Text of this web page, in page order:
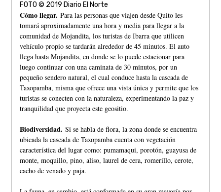
FOTO © 2019 Diario El Norte
Cómo llegar. Para las personas que viajen desde Quito les
tomará aproximadamente una hora y media para llegar a la
comunidad de Mojandita, los turistas de Ibarra que utilicen
vehículo propio se tardarán alrededor de 45 minutos. El auto
llega hasta Mojandita, en donde se lo puede estacionar para
luego continuar con una caminata de 30 minutos, por un
pequeño sendero natural, el cual conduce hasta la cascada de
Taxopamba, misma que ofrece una vista única y permite que los
turistas se conecten con la naturaleza, experimentando la paz y
tranquilidad que proyecta este geositio.
Biodiversidad. Si se habla de flora, la zona donde se encuentra
ubicada la cascada de Taxopamba cuenta con vegetación
característica del lugar como: pumamaqui, porotón, guayusa de
monte, moquillo, pino, aliso, laurel de cera, romerillo, cerote,
cacho de venado y paja.